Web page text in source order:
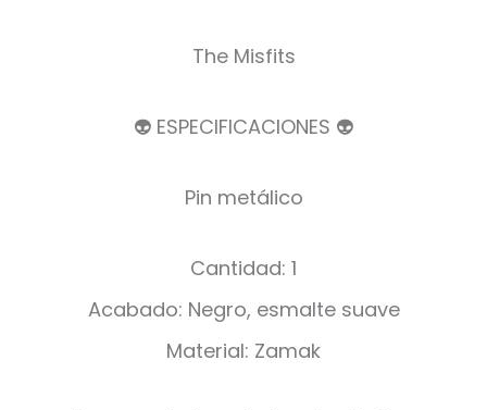
The Misfits
👽 ESPECIFICACIONES 👽
Pin metálico
Cantidad: 1
Acabado: Negro, esmalte suave
Material: Zamak